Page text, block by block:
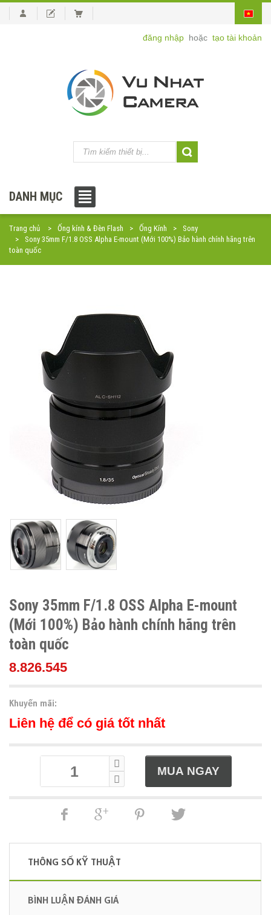
đăng nhập hoặc tạo tài khoản
DANH MỤC
Trang chủ Ống kính & Đèn Flash Ống Kính
Sony
Sony 35mm F/1.8 OSS Alpha E-mount (Mới 100%) Bảo hành chính hãng trên
toàn quốc
Sony 35mm F/1.8 OSS Alpha E-mount
(Mới 100%) Bảo hành chính hãng trên
toàn quốc
8.826.545
Khuyến mãi:
Liên hệ để có giá tốt nhất
THÔNG SỐ KỸ THUẬT
BÌNH LUẬN ĐÁNH GIÁ